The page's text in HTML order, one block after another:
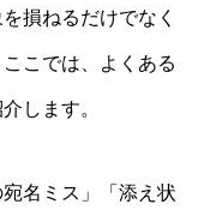
損ねるだけでなく
こでは、よくある
します。
名ミス」「添え状